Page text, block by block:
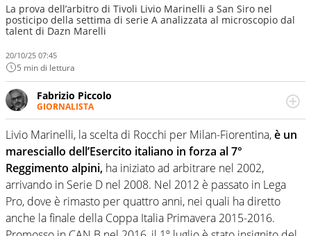
La prova dell’arbitro di Tivoli Livio Marinelli a San Siro nel
posticipo della settima di serie A analizzata al microscopio dal
talent di Dazn Marelli
20/10/25 07:45
5 min di lettura
Fabrizio Piccolo
GIORNALISTA
Nella sua carriera ha seguito numerose manifestazioni
sportive e collaborato con agenzie e testate. Esperienza,
competenza, conoscenza e memoria storica. Si occupa
prevalentemente di calcio
Livio Marinelli, la scelta di Rocchi per Milan-Fiorentina,è un
maresciallo dell’Esercito italiano in forza al 7°
Reggimento alpini, ha iniziato ad arbitrare nel 2002,
arrivando in Serie D nel 2008. Nel 2012 è passato in Lega
Pro, dove è rimasto per quattro anni, nei quali ha diretto
anche la finale della Coppa Italia Primavera 2015-2016.